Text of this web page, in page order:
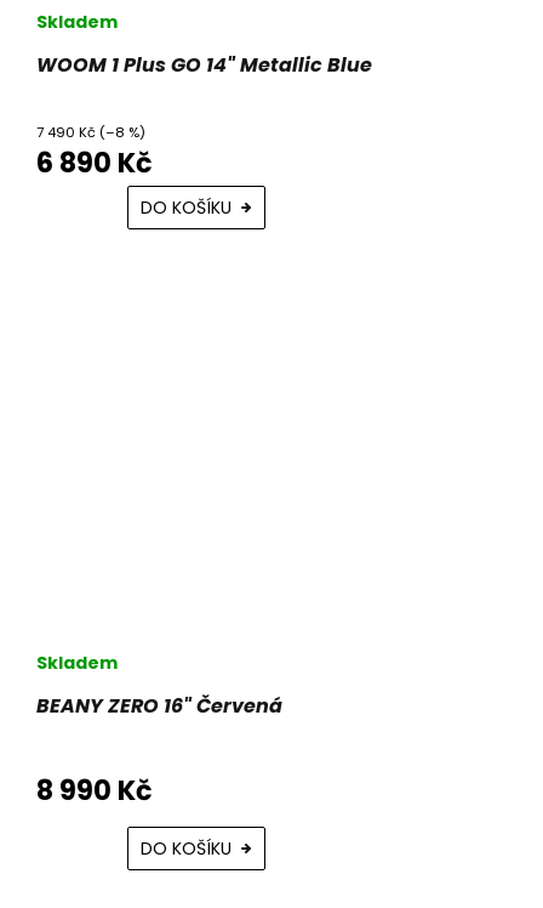
WOOM 1 Plus GO 14" Metallic Blue
Skladem
7 490 Kč (–8 %)
6 890 Kč
DO KOŠÍKU
BEANY ZERO 16" Červená
Skladem
8 990 Kč
DO KOŠÍKU